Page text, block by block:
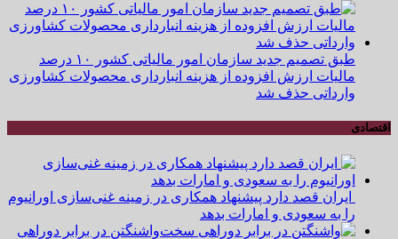
طبق تصمیم جدید سازمان امور مالیاتی کشور ۱۰ درصد
مالیات ارزش افزوده از هزینه انبارداری محصولات کشاورزی
وارداتی حذف شد
اقتصادی
ایران قصد دارد پیشنهاد همکاری در زمینه غنی‌سازی اورانیوم
را به سعودی و امارات بدهد
واشنگتن در برابر دوراهی